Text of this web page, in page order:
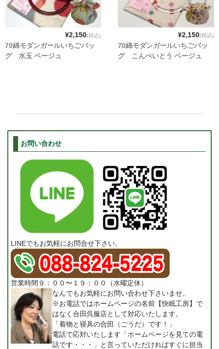
¥2,150(税込)
70綿モダンガールいちごバッ
グ 水玉 ベージュ
¥2,150(税込)
70綿モダンガールいちごバッ
グ こんぺいとう ベージュ
お問い合わせ
LINEでもお気軽にお問合せ下さい。
営業時間９：００〜１９：００（水曜定休）
なんでもお気軽にお問い合わせ下さいませ。
※お電話ではホームページの名前【快眠工房】で
はなく合田呉服店として対応いたします。
「着物と寝具の合田（ごうだ）です！」
電話で応対いたします「ホームページを見ての電
話です・・・」と言っていただければすぐに担当